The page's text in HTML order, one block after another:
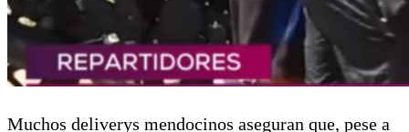
Muchos deliverys mendocinos aseguran que, pese a